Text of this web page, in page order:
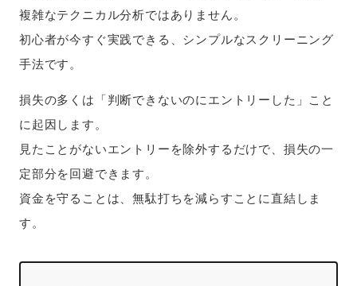
複雑なテクニカル分析ではありません。
初心者が今すぐ実践できる、シンプルなスクリーニング
手法です。
損失の多くは「判断できないのにエントリーした」こと
に起因します。
見たことがないエントリーを除外するだけで、損失の一
定部分を回避できます。
資金を守ることは、無駄打ちを減らすことに直結しま
す。